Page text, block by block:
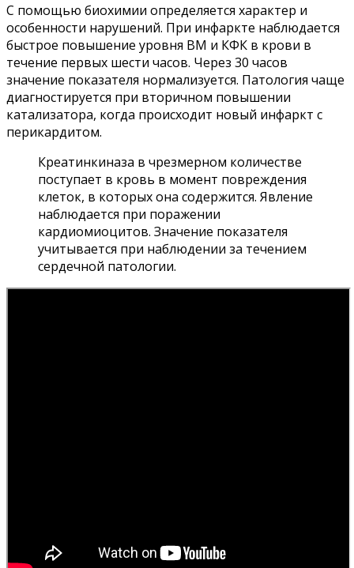
С помощью биохимии определяется характер и
особенности нарушений. При инфаркте наблюдается
быстрое повышение уровня ВМ и КФК в крови в
течение первых шести часов. Через 30 часов
значение показателя нормализуется. Патология чаще
диагностируется при вторичном повышении
катализатора, когда происходит новый инфаркт с
перикардитом.
Креатинкиназа в чрезмерном количестве
поступает в кровь в момент повреждения
клеток, в которых она содержится. Явление
наблюдается при поражении
кардиомиоцитов. Значение показателя
учитывается при наблюдении за течением
сердечной патологии.